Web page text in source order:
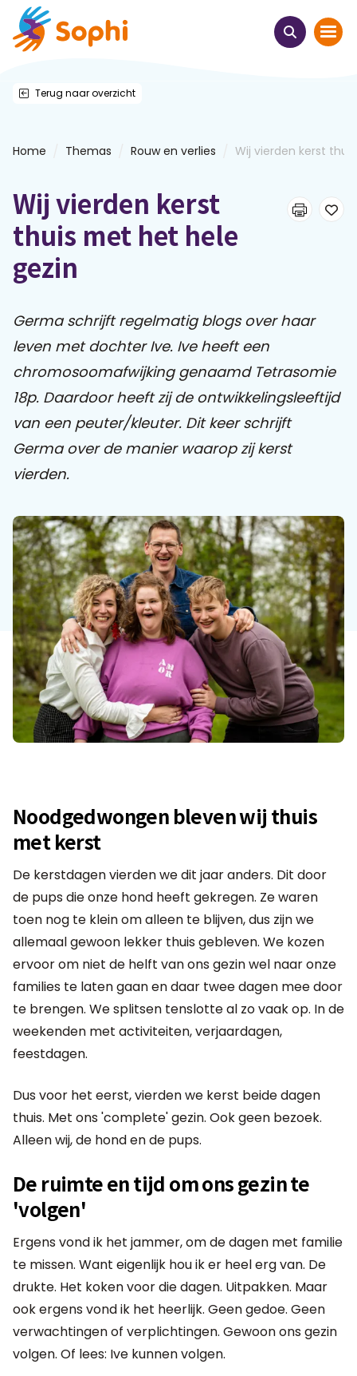
Thema's
Leren & ontmoeten
Webinars
E-learnings
Themabijeenkomsten
Praat mee
Clientdossier
Terug naar overzicht
Home Themas Rouw en verlies Wij vierden kerst
Wij vierden kerst
thuis met het hele
gezin
Germa schrijft regelmatig blogs over haar
leven met dochter Ive. Ive heeft een
chromosoomafwijking genaamd Tetrasomie
18p. Daardoor heeft zij de ontwikkelingsleeftijd
van een peuter/kleuter. Dit keer schrijft
Germa over de manier waarop zij kerst
vierden.
Noodgedwongen bleven wij thuis
met kerst
De kerstdagen vierden we dit jaar anders. Dit door
de pups die onze hond heeft gekregen. Ze waren
toen nog te klein om alleen te blijven, dus zijn we
allemaal gewoon lekker thuis gebleven. We kozen
ervoor om niet de helft van ons gezin wel naar onze
families te laten gaan en daar twee dagen mee door
te brengen. We splitsen tenslotte al zo vaak op. In de
weekenden met activiteiten, verjaardagen,
feestdagen.
Dus voor het eerst, vierden we kerst beide dagen
thuis. Met ons 'complete' gezin. Ook geen bezoek.
Alleen wij, de hond en de pups.
De ruimte en tijd om ons gezin te
'volgen'
Ergens vond ik het jammer, om de dagen met familie
te missen. Want eigenlijk hou ik er heel erg van. De
drukte. Het koken voor die dagen. Uitpakken. Maar
ook ergens vond ik het heerlijk. Geen gedoe. Geen
verwachtingen of verplichtingen. Gewoon ons gezin
volgen. Of lees: Ive kunnen volgen.